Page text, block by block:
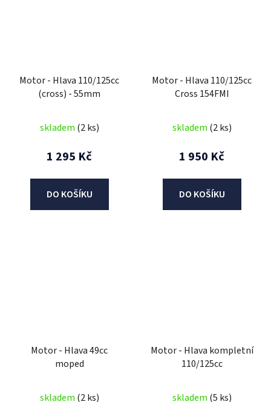
Motor - Hlava 110/125cc
(cross) - 55mm
skladem (2 ks)
1 295 Kč
DO KOŠÍKU
Motor - Hlava 110/125cc
Cross 154FMI
skladem (2 ks)
1 950 Kč
DO KOŠÍKU
Motor - Hlava 49cc
moped
skladem (2 ks)
Motor - Hlava kompletní
110/125cc
skladem (5 ks)